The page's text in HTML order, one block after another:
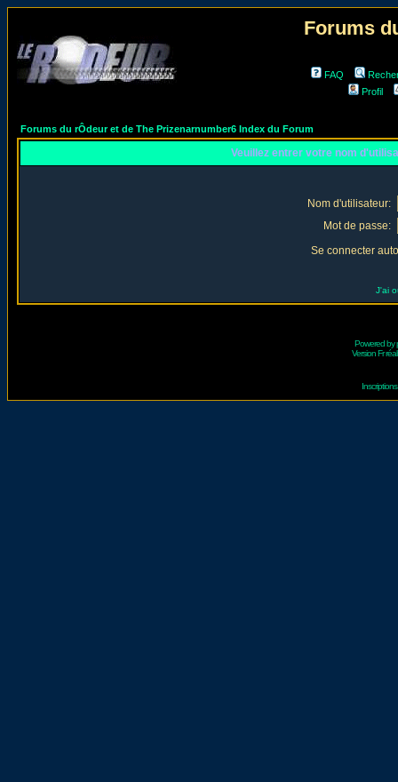
Forums
FAQ
Profil
Forums du rÔdeur et de The Prizenarnumber6 Index du Forum
Veuillez entrer votre nom
Nom d'utilisateur:
Mot de passe:
Se connecter
J'ai
Powered by
Version Fr